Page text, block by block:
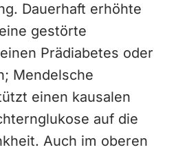
Dauerhaft erhöhte
gestörte
Prädiabetes oder
Mendelsche
einen kausalen
auf die
Auch im oberen